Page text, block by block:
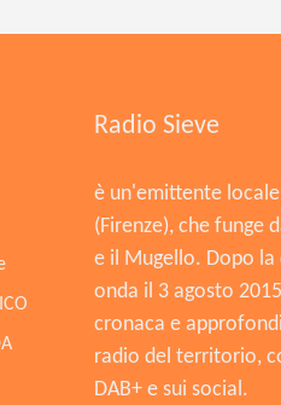
Radio Sieve
è un'emittente
(Firenze), che funge
e il Mugello. Dopo
onda il 3 agosto
cronaca e
radio del territorio,
DAB+ e sui social.